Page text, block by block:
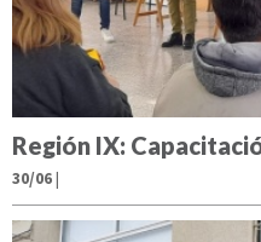
Región IX:
30/06|